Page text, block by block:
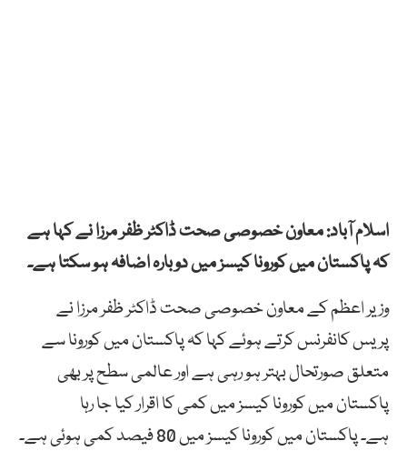
اسلام آباد: معاون خصوصی صحت ڈاکٹر ظفر مرزا نے کہا ہے
کہ پاکستان میں کورونا کیسز میں دوبارہ اضافہ ہو سکتا ہے۔
وزیر اعظم کے معاون خصوصی صحت ڈاکٹر ظفر مرزا نے
پریس کانفرنس کرتے ہوئے کہا کہ پاکستان میں کورونا سے
متعلق صورتحال بہتر ہو رہی ہے اور عالمی سطح پر بھی
پاکستان میں کورونا کیسز میں کمی کا اقرار کیا جا رہا
ہے۔ پاکستان میں کورونا کیسز میں 80 فیصد کمی ہوئی ہے۔